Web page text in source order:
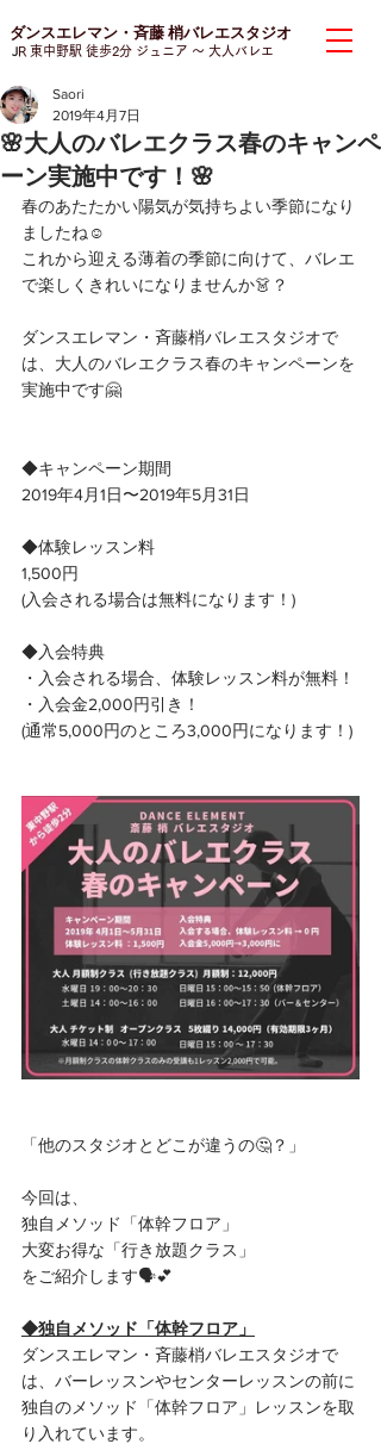
ダンスエレマン・斉藤 梢バレエスタジオ
JR 東中野駅 徒歩2分 ジュニア 〜 大人バレエ
🌸大人のバレエクラス春のキャンペ
ーン実施中です！🌸
Saori
2019年4月7日
春のあたたかい陽気が気持ちよい季節になり
ましたね☺️
これから迎える薄着の季節に向けて、バレエ
で楽しくきれいになりませんか👗？
ダンスエレマン・斉藤梢バレエスタジオで
は、大人のバレエクラス春のキャンペーンを
実施中です🤗
◆キャンペーン期間
2019年4月1日〜2019年5月31日
◆体験レッスン料
1,500円
(入会される場合は無料になります！)
◆入会特典
・入会される場合、体験レッスン料が無料！
・入会金2,000円引き！
(通常5,000円のところ3,000円になります！)
「他のスタジオとどこが違うの🤔？」
今回は、
独自メソッド「体幹フロア」
大変お得な「行き放題クラス」
をご紹介します🗣💕
◆独自メソッド「体幹フロア」
ダンスエレマン・斉藤梢バレエスタジオで
は、バーレッスンやセンターレッスンの前に
独自のメソッド「体幹フロア」レッスンを取
り入れています。